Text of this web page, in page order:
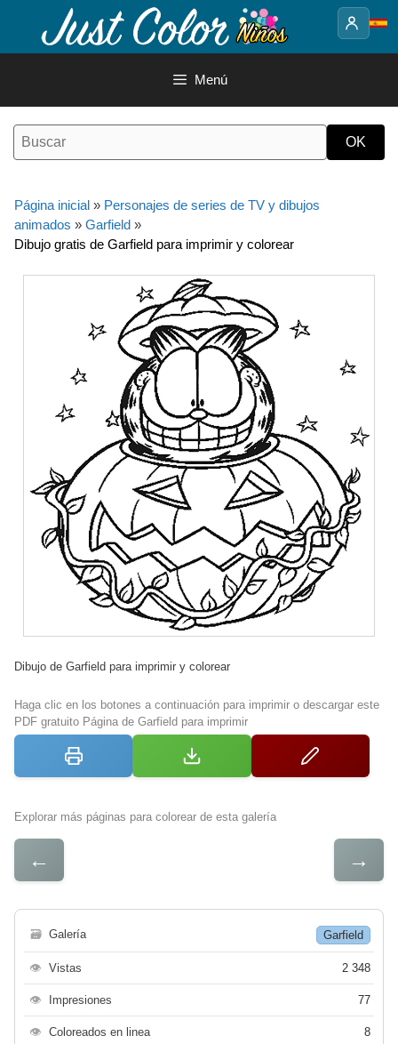
contenido
Menú
Página inicial » Personajes de series de TV y dibujos
animados » Garfield »
Dibujo gratis de Garfield para imprimir y colorear
Dibujo de Garfield para imprimir y colorear
Haga clic en los botones a continuación para imprimir o descargar este
PDF gratuito Página de Garfield para imprimir
Explorar más páginas para colorear de esta galería
← →
🗃 Galería Garfield
👁 Vistas 2 348
👁 Impresiones 77
👁 Coloreados en linea 8